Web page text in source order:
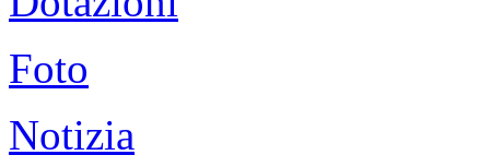
Foto
Notizia